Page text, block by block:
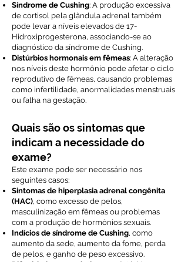
Síndrome de Cushing: A produção excessiva
de cortisol pela glândula adrenal também
pode levar a níveis elevados de 17-
Hidroxiprogesterona, associando-se ao
diagnóstico da síndrome de Cushing.
Distúrbios hormonais em fêmeas: A alteração
nos níveis deste hormônio pode afetar o ciclo
reprodutivo de fêmeas, causando problemas
como infertilidade, anormalidades menstruais
ou falha na gestação.
Quais são os sintomas que
indicam a necessidade do
exame?
Este exame pode ser necessário nos
seguintes casos:
Sintomas de hiperplasia adrenal congênita
(HAC), como excesso de pelos,
masculinização em fêmeas ou problemas
com a produção de hormônios sexuais.
Indícios de síndrome de Cushing, como
aumento da sede, aumento da fome, perda
de pelos, e ganho de peso excessivo.